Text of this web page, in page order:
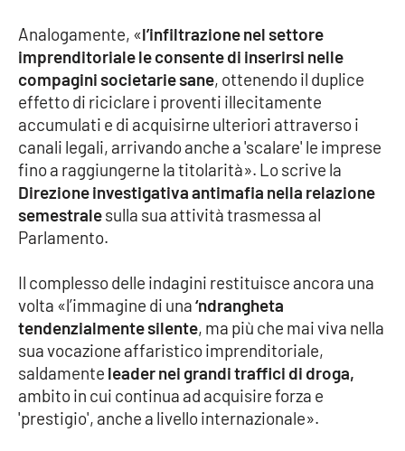
Ambiente
Cronaca
Cultura
Economia e Lavoro
Politica
Sanità
Società
Sport
Analogamente, «l’infiltrazione nel settore
imprenditoriale le consente di inserirsi nelle
compagini societarie sane, ottenendo il duplice
effetto di riciclare i proventi illecitamente
accumulati e di acquisirne ulteriori attraverso i
canali legali, arrivando anche a 'scalare' le imprese
fino a raggiungerne la titolarità». Lo scrive la
Direzione investigativa antimafia nella relazione
semestralesulla sua attività trasmessa al
Parlamento.
Il complesso delle indagini restituisce ancora una
volta «l’immagine di una‘ndrangheta
tendenzialmente silente, ma più che mai viva nella
sua vocazione affaristico imprenditoriale,
saldamente leader nei grandi traffici di droga,
ambito in cui continua ad acquisire forza e
'prestigio', anche a livello internazionale».